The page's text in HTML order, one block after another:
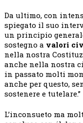
Da ultimo, con
spiegato il suo
un principio
sostegno a valori
nella nostra
anche nella nostra
in passato molti
anche per questo,
sostenere e tutelare.”
L’inconsueto ma